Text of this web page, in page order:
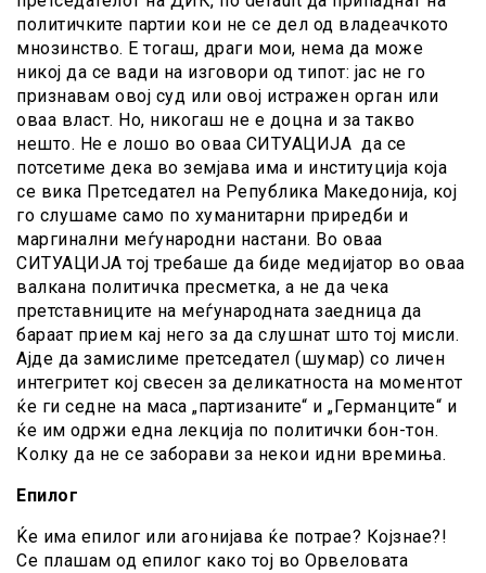
политичките партии кои не се дел од владеачкото
мнозинство. Е тогаш, драги мои, нема да може
никој да се вади на изговори од типот: јас не го
признавам овој суд или овој истражен орган или
оваа власт. Но, никогаш не е доцна и за такво
нешто. Не е лошо во оваа СИТУАЦИЈА да се
потсетиме дека во земјава има и институција која
се вика Претседател на Република Македонија, кој
го слушаме само по хуманитарни приредби и
маргинални меѓународни настани. Во оваа
СИТУАЦИЈА тој требаше да биде медијатор во оваа
валкана политичка пресметка, а не да чека
претставниците на меѓународната заедница да
бараат прием кај него за да слушнат што тој мисли.
Ајде да замислиме претседател (шумар) со личен
интегритет кој свесен за деликатноста на моментот
ќе ги седне на маса „партизаните“ и „Германците“ и
ќе им одржи една лекција по политички бон-тон.
Колку да не се заборави за некои идни времиња.
Епилог
Ќе има епилог или агонијава ќе потрае? Којзнае?!
Се плашам од епилог како тој во Орвеловата